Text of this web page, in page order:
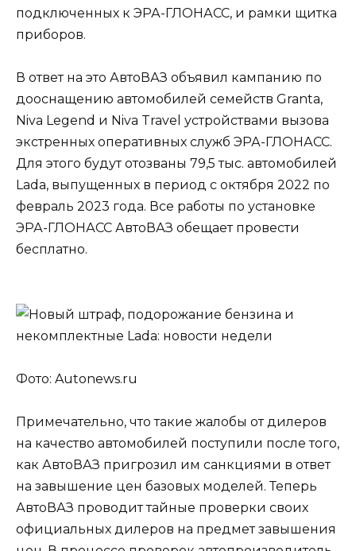
подключенных к ЭРА-ГЛОНАСС, и рамки щитка
приборов.
В ответ на это АвтоВАЗ объявил кампанию по
дооснащению автомобилей семейств Granta,
Niva Legend и Niva Travel устройствами вызова
экстренных оперативных служб ЭРА-ГЛОНАСС.
Для этого будут отозваны 79,5 тыс. автомобилей
Lada, выпущенных в период с октября 2022 по
февраль 2023 года. Все работы по установке
ЭРА-ГЛОНАСС АвтоВАЗ обещает провести
бесплатно.
Фото: Autonews.ru
Примечательно, что такие жалобы от дилеров
на качество автомобилей поступили после того,
как АвтоВАЗ пригрозил им санкциями в ответ
на завышение цен базовых моделей. Теперь
АвтоВАЗ проводит тайные проверки своих
официальных дилеров на предмет завышения